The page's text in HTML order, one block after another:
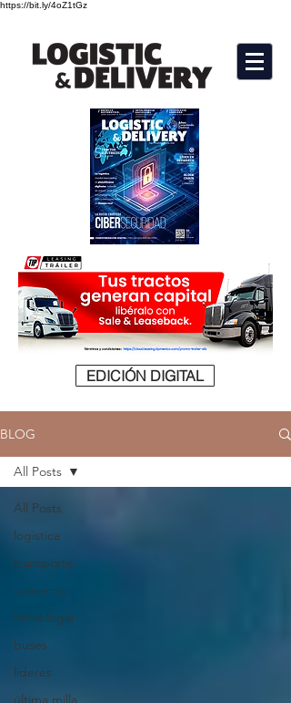
https://bit.ly/4oZ1tGz
EDICIÓN DIGITAL
BLOG
All Posts
logistica
transporte
comercio
tecnologia
buses
lideres
última milla
All Posts